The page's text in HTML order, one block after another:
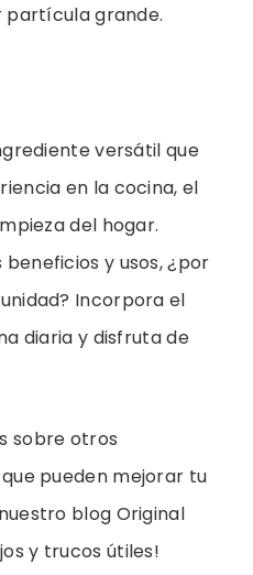
partícula grande.
versátil que
en la cocina, el
del hogar.
y usos, ¿por
Incorpora el
diaria y disfruta de
sobre otros
pueden mejorar tu
blog Original
y trucos útiles!